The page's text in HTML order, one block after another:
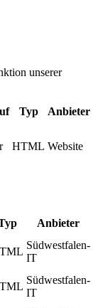
unserer
Typ Anbieter
HTML Website
Anbieter
Südwestfalen-
IT
Südwestfalen-
IT